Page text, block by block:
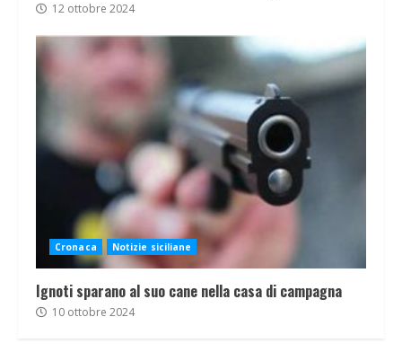
12 ottobre 2024
Cronaca Notizie siciliane
Ignoti sparano al suo cane nella casa di campagna
10 ottobre 2024